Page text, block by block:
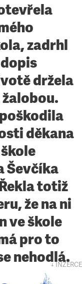
zadrhl
držela
žalobou.
děkana
Ševčíka
totiž
že na ni
ve škole
pro to
nehodlá.
↓ INZERCE